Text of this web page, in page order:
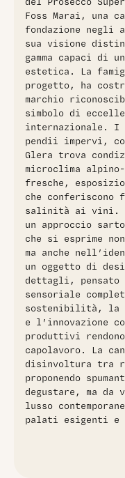
caratterizzato da un
selvatici, con un
Sauvignon Blanc. Al
retrogusto piacevole
personalità
del Prosecco
Foss Marai, una
fondazione negli
sua visione
gamma capaci di
estetica. La
progetto, ha
marchio
simbolo di
internazionale. I
pendii impervi,
Glera trova
microclima
fresche,
che conferiscono
salinità ai vini.
un approccio
che si esprime
ma anche
un oggetto di
dettagli, pensato
sensoriale
sostenibilità, la
e l’innovazione
produttivi
capolavoro. La
disinvoltura tra
proponendo
degustare, ma
lusso
palati esigenti e